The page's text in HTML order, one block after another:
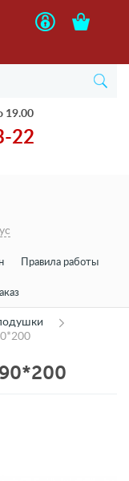
19.00
22
Правила работы